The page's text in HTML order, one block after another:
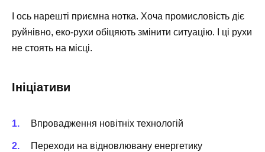
І ось нарешті приємна нотка. Хоча промисловість діє
руйнівно, еко-рухи обіцяють змінити ситуацію. І ці рухи
не стоять на місці.
Ініціативи
Впровадження новітніх технологій
Переходи на відновлювану енергетику